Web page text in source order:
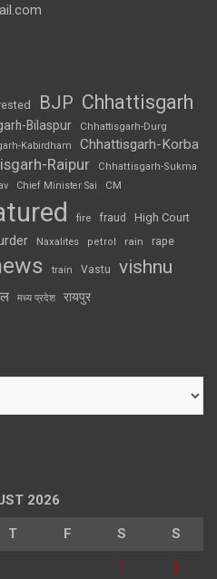
BJP Chhattisgarh
Bilaspur Chhattisgarh-Durg
Kabirdham Chhattisgarh-Korba
Raipur
Chhattisgarh-Sukma
Chief Minister Sai CM
fire fraud High Court
Naxalites petrol rain rape
train Vastu vishnu
मध्य प्रदेश रायपुर
2026
T F S S
1 2